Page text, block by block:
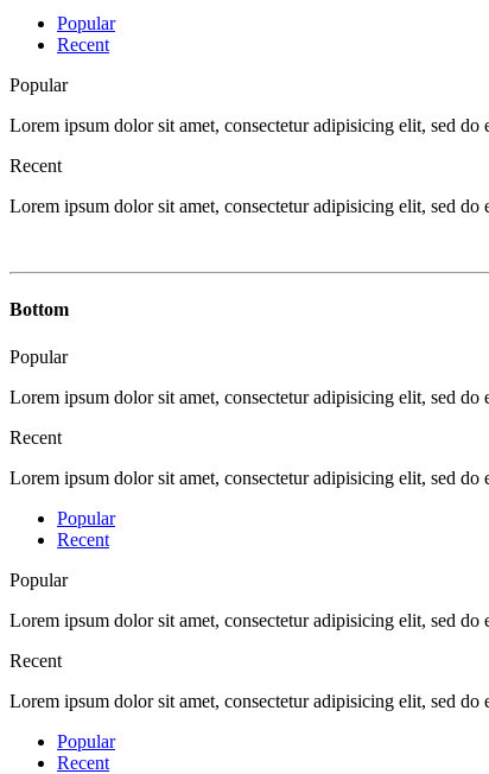
Popular
Recent
Popular
Lorem ipsum dolor sit amet, consectetur adipisicing elit, sed
Recent
Lorem ipsum dolor sit amet, consectetur adipisicing elit, sed
Bottom
Popular
Lorem ipsum dolor sit amet, consectetur adipisicing elit, sed
Recent
Lorem ipsum dolor sit amet, consectetur adipisicing elit, sed
Popular
Recent
Popular
Lorem ipsum dolor sit amet, consectetur adipisicing elit, sed
Recent
Lorem ipsum dolor sit amet, consectetur adipisicing elit, sed
Popular
Recent